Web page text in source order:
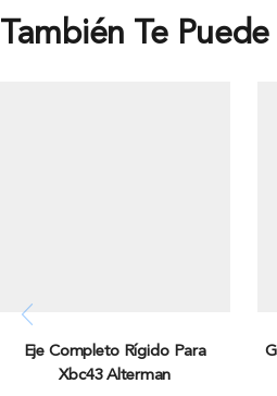
También Te
Eje Completo Rí­gido Para
Xbc43 Alterman